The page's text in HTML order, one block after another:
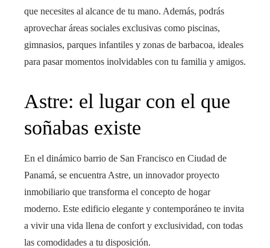
que necesites al alcance de tu mano. Además, podrás
aprovechar áreas sociales exclusivas como piscinas,
gimnasios, parques infantiles y zonas de barbacoa, ideales
para pasar momentos inolvidables con tu familia y amigos.
Astre: el lugar con el que
soñabas existe
En el dinámico barrio de San Francisco en Ciudad de
Panamá, se encuentra Astre, un innovador proyecto
inmobiliario que transforma el concepto de hogar
moderno. Este edificio elegante y contemporáneo te invita
a vivir una vida llena de confort y exclusividad, con todas
las comodidades a tu disposición.